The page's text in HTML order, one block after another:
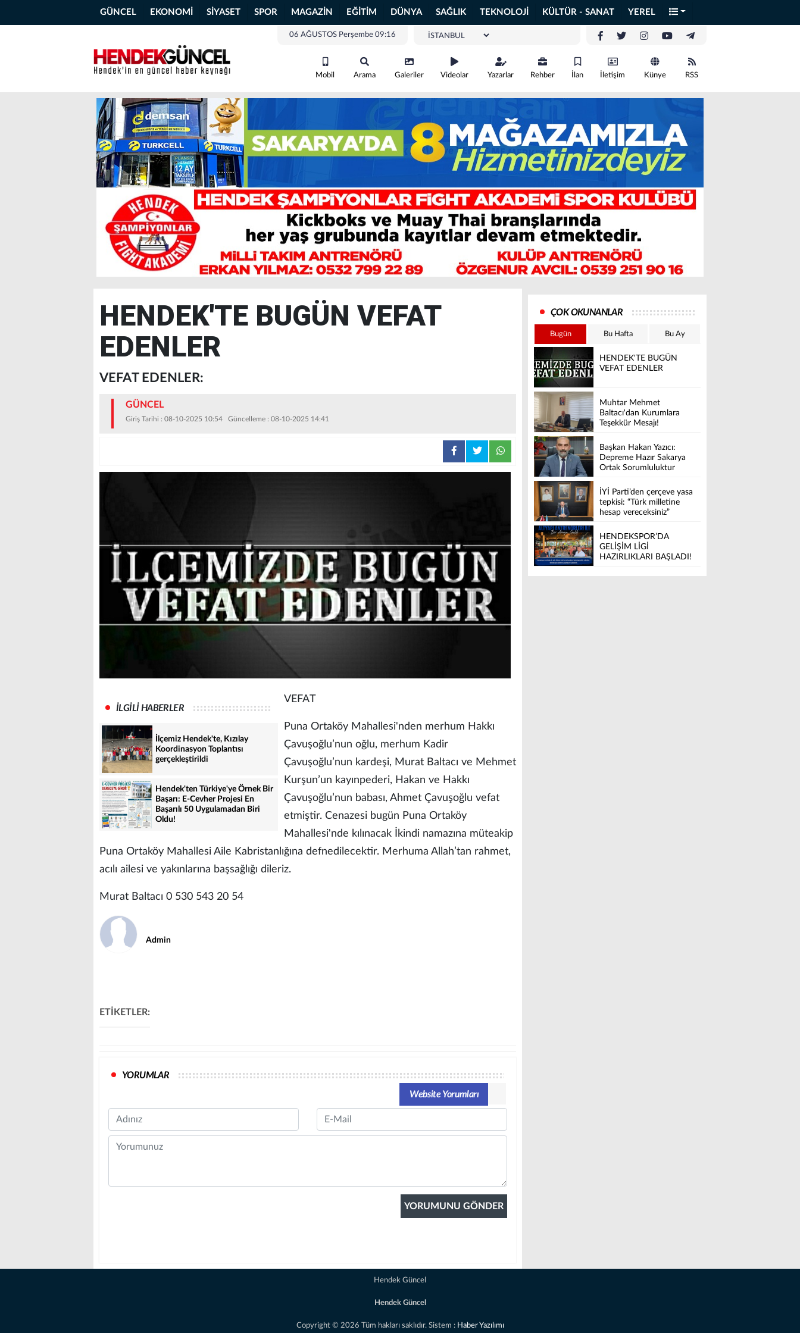
GÜNCEL EKONOMİ SİYASET SPOR MAGAZİN EĞİTİM DÜNYA SAĞLIK TEKNOLOJİ KÜLTÜR - SANAT YEREL
06 AĞUSTOS Perşembe 09:16
Mobil Arama Galeriler Videolar Yazarlar Rehber İlan İletişim Künye RSS
HENDEK'TE BUGÜN VEFAT
EDENLER
VEFAT EDENLER:
GÜNCEL
Giriş Tarihi : 08-10-2025 10:54 Güncelleme : 08-10-2025 14:41
İLGİLİ HABERLER
İlçemiz Hendek'te, Kızılay
Koordinasyon Toplantısı
gerçekleştirildi
Hendek'ten Türkiye'ye Örnek Bir
Başarı: E-Cevher Projesi En
Başarılı 50 Uygulamadan Biri
Oldu!
VEFAT
Puna Ortaköy Mahallesi'nden merhum Hakkı
Çavuşoğlu’nun oğlu, merhum Kadir
Çavuşoğlu’nun kardeşi, Murat Baltacı ve Mehmet
Kurşun’un kayınpederi, Hakan ve Hakkı
Çavuşoğlu’nun babası, Ahmet Çavuşoğlu vefat
etmiştir. Cenazesi bugün Puna Ortaköy
Mahallesi'nde kılınacak İkindi namazına müteakip
Puna Ortaköy Mahallesi Aile Kabristanlığına defnedilecektir. Merhuma Allah’tan rahmet,
acılı ailesi ve yakınlarına başsağlığı dileriz.
Murat Baltacı 0 530 543 20 54
Admin
ETİKETLER:
YORUMLAR
Website Yorumları
Name Email
Comment
ÇOK OKUNANLAR
Bugün Bu Hafta Bu Ay
HENDEK'TE BUGÜN
VEFAT EDENLER
Muhtar Mehmet
Baltacı'dan Kurumlara
Teşekkür Mesajı!
Başkan Hakan Yazıcı:
Depreme Hazır Sakarya
Ortak Sorumluluktur
İYİ Parti’den çerçeve yasa
tepkisi: “Türk milletine
hesap vereceksiniz”
HENDEKSPOR’DA
GELİŞİM LİGİ
HAZIRLIKLARI BAŞLADI!
Hendek Güncel
Hendek Güncel
Copyright © 2026 Tüm hakları saklıdır. Sistem : Haber Yazılımı